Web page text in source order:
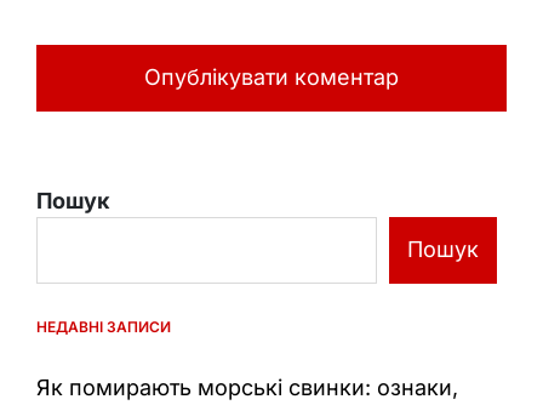
Пошук
Пошук
НЕДАВНІ ЗАПИСИ
Як помирають морські свинки: ознаки,